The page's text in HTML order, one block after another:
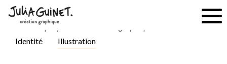
Tous les projets
Identité
Illustration